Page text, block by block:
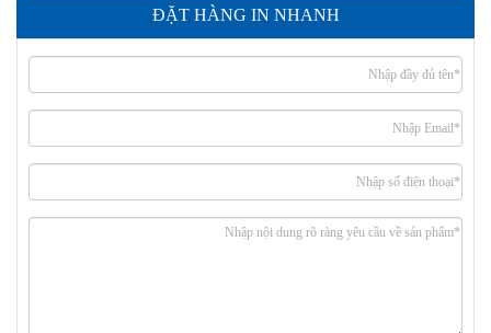
thanh toán giao hàng
ĐẶT HÀNG IN NHANH